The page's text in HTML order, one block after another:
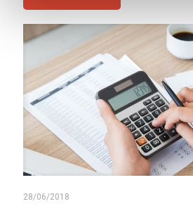
28/06/2018